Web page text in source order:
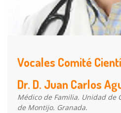
Vocales Comité
Dr. D. Juan Carlos
Médico de Familia. Unidad de
de Montijo. Granada.